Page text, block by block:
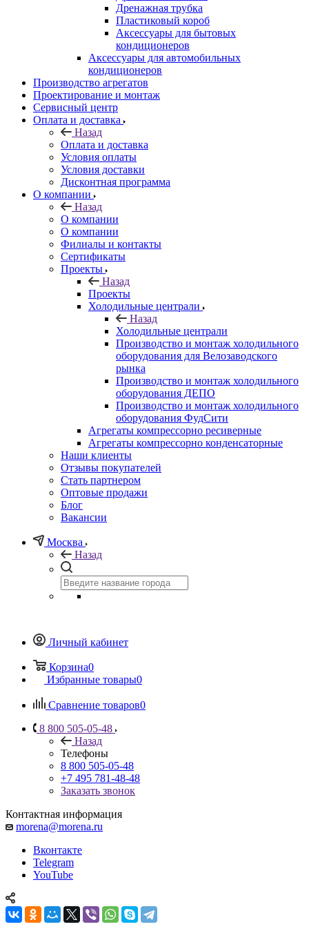
Дренажная трубка
Пластиковый короб
Аксессуары для бытовых
кондиционеров
Аксессуары для автомобильных
кондиционеров
Производство агрегатов
Проектирование и монтаж
Сервисный центр
Оплата и доставка
Назад
Оплата и доставка
Условия оплаты
Условия доставки
Дисконтная программа
О компании
Назад
О компании
О компании
Филиалы и контакты
Сертификаты
Проекты
Назад
Проекты
Холодильные централи
Назад
Холодильные централи
Производство и монтаж холодильного
оборудования для Велозаводского
рынка
Производство и монтаж холодильного
оборудования ДЕПО
Производство и монтаж холодильного
оборудования ФудСити
Агрегаты компрессорно ресиверные
Агрегаты компрессорно конденсаторные
Наши клиенты
Отзывы покупателей
Стать партнером
Оптовые продажи
Блог
Вакансии
Москва
Назад
Личный кабинет
Корзина0
Избранные товары0
Сравнение товаров0
8 800 505-05-48
Назад
Телефоны
8 800 505-05-48
+7 495 781-48-48
Заказать звонок
Контактная информация
morena@morena.ru
Вконтакте
Telegram
YouTube